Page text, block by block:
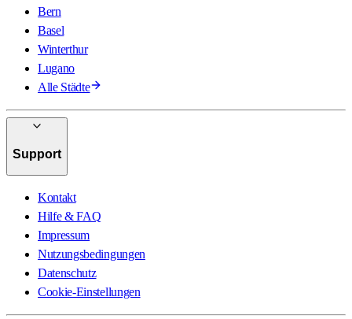
Bern
Basel
Winterthur
Lugano
Alle Städte
Support
Kontakt
Hilfe & FAQ
Impressum
Nutzungsbedingungen
Datenschutz
Cookie-Einstellungen